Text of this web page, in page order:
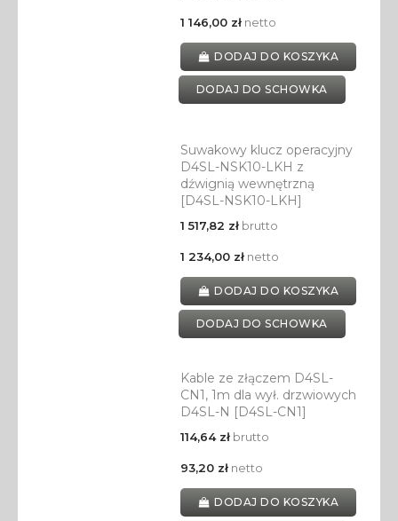
1 146,00 złnetto
DODAJ DO KOSZYKA
DODAJ DO SCHOWKA
Suwakowy klucz operacyjny
D4SL-NSK10-LKH z
dźwignią wewnętrzną
[D4SL-NSK10-LKH]
1 517,82 złbrutto
1 234,00 złnetto
DODAJ DO KOSZYKA
DODAJ DO SCHOWKA
Kable ze złączem D4SL-
CN1, 1m dla wył. drzwiowych
D4SL-N [D4SL-CN1]
114,64 złbrutto
93,20 złnetto
DODAJ DO KOSZYKA